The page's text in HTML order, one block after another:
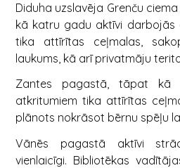
Diduha uzslavēja Grenču
kā katru gadu aktīvi darbojās
tika attīrītas ceļmalas,
laukums, kā arī privatmāju
Zantes pagastā, tāpat kā
atkritumiem tika attīrītas
plānots nokrāsot bērnu spēļu
Vānēs pagastā aktīvi
vienlaicīgi. Bibliotēkas